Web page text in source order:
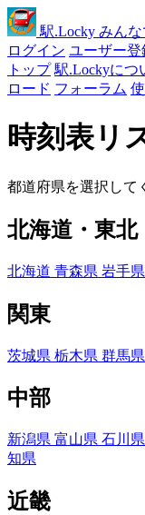
駅.Locky みん
ログイン ユーザー登
トップ 駅.Lockyにつ
ロード フォーラム
時刻表リ
都道府県を選択して
北海道・東北
北海道 青森県 岩手県
関東
茨城県 栃木県 群馬県
中部
新潟県 富山県 石川県
知県
近畿